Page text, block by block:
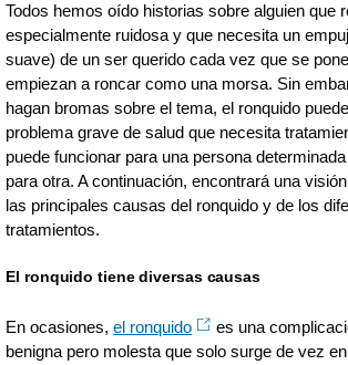
Todos hemos oído historias sobre alguien que
especialmente ruidosa y que necesita un
suave) de un ser querido cada vez que se
empiezan a roncar como una morsa. Sin
hagan bromas sobre el tema, el ronquido
problema grave de salud que necesita
puede funcionar para una persona
para otra. A continuación, encontrará una
las principales causas del ronquido y de los
tratamientos.
El ronquido tiene diversas causas
En ocasiones,el ronquido
es una
benigna pero molesta que solo surge de vez